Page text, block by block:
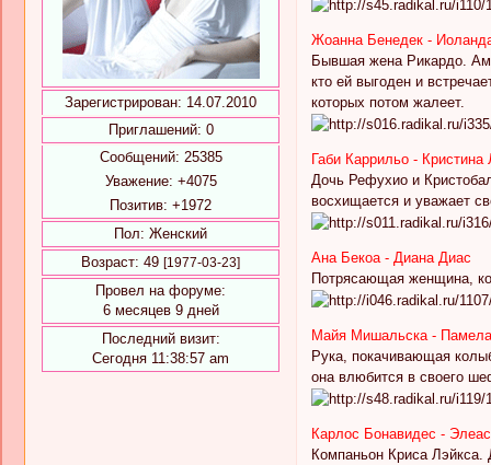
Зарегистрирован: 14.07.2010
Приглашений: 0
Сообщений: 25385
Уважение: +4075
Позитив: +1972
Пол: Женский
Возраст: 49 [1977-03-23]
Провел на форуме:
6 месяцев 9 дней
Последний визит:
Сегодня 11:38:57 am
Жоанна Бенедек -
Бывшая жена Рикардо.
кто ей выгоден и
которых потом жалеет.
Габи Каррильо - Кристина
Дочь Рефухио и
восхищается и уважает
Ана Бекоа - Диана Диас
Потрясающая женщина,
Майя Мишальска -
Рука, покачивающая
она влюбится в своего
Карлос Бонавидес -
Компаньон Криса Лэйкса.